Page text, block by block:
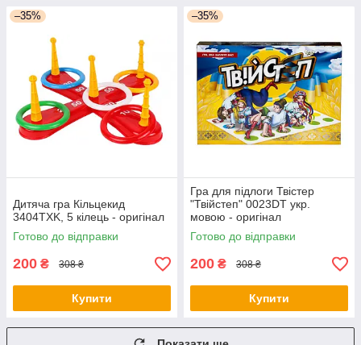
–35%
Дитяча гра Кільцекид
3404TXK, 5 кілець - оригінал
Готово до відправки
200 ₴ 308 ₴
Купити
–35%
Гра для підлоги Твістер
"Твійстеп" 0023DT укр.
мовою - оригінал
Готово до відправки
200 ₴ 308 ₴
Купити